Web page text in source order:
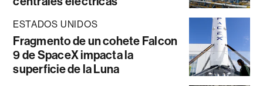
ESTADOS UNIDOS
Fragmento de un cohete Falcon
9 de SpaceX impacta la
superficie de la Luna